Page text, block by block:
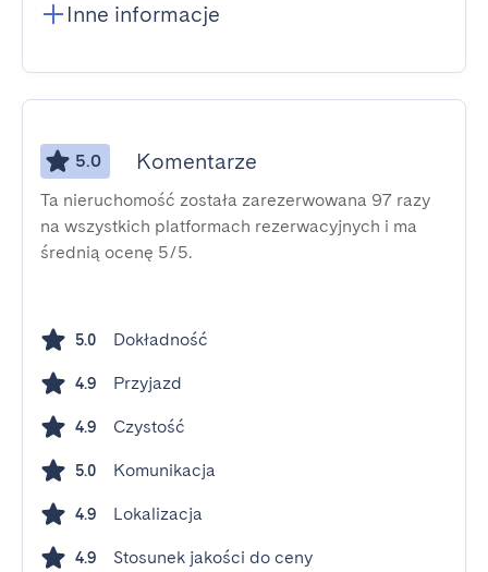
Inne informacje
5.0 Komentarze
Ta nieruchomość została zarezerwowana 97 razy
na wszystkich platformach rezerwacyjnych i ma
średnią ocenę 5/5.
5.0 Dokładność
4.9 Przyjazd
4.9 Czystość
5.0 Komunikacja
4.9 Lokalizacja
4.9 Stosunek jakości do ceny